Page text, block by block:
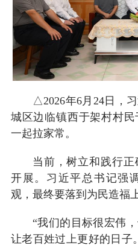
△2026年6月24日，
城区边临镇西于架村村
一起拉家常。
当前，树立和践行
开展。习近平总书记强
观，最终要落到为民造福上
“我们的目标很宏伟
让老百姓过上更好的日子